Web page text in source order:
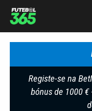
Registe-se na
bónus de 1000